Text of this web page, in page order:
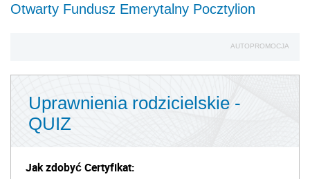
Otwarty Fundusz Emerytalny Pocztylion
AUTOPROMOCJA
Uprawnienia rodzicielskie -
QUIZ
Jak zdobyć Certyfikat: